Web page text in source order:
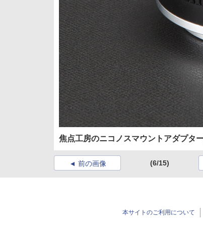
焦点工房のニコノスマウントアダプタ
前の画像 (6/15)
本サイトのご利用について